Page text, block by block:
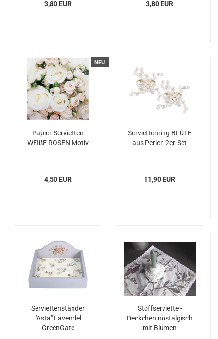
3,80 EUR 3,80 EUR
NEU
Papier-Servietten
WEIßE ROSEN Motiv
4,50 EUR
Serviettenring BLÜTE
aus Perlen 2er-Set
11,90 EUR
Serviettenständer
"Asta" Lavendel
GreenGate
Stoffserviette -
Deckchen nostalgisch
mit Blumen